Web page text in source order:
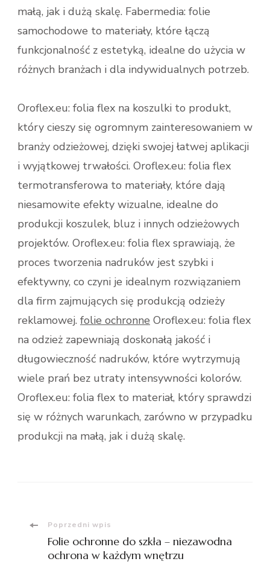
małą, jak i dużą skalę. Fabermedia: folie
samochodowe​ to materiały, które łączą
funkcjonalność z estetyką, idealne do użycia w
różnych branżach i dla indywidualnych potrzeb.
Oroflex.eu: folia flex na koszulki to produkt,
który cieszy się ogromnym zainteresowaniem w
branży odzieżowej, dzięki swojej łatwej aplikacji
i wyjątkowej trwałości. Oroflex.eu: folia flex
termotransferowa to materiały, które dają
niesamowite efekty wizualne, idealne do
produkcji koszulek, bluz i innych odzieżowych
projektów. Oroflex.eu: folia flex sprawiają, że
proces tworzenia nadruków jest szybki i
efektywny, co czyni je idealnym rozwiązaniem
dla firm zajmujących się produkcją odzieży
reklamowej. folie ochronne Oroflex.eu: folia flex
na odzież zapewniają doskonałą jakość i
długowieczność nadruków, które wytrzymują
wiele prań bez utraty intensywności kolorów.
Oroflex.eu: folia flex to materiał, który sprawdzi
się w różnych warunkach, zarówno w przypadku
produkcji na małą, jak i dużą skalę.
Nawigacja
wpisu
Poprzedni wpis
Folie ochronne do szkła – niezawodna
ochrona w każdym wnętrzu